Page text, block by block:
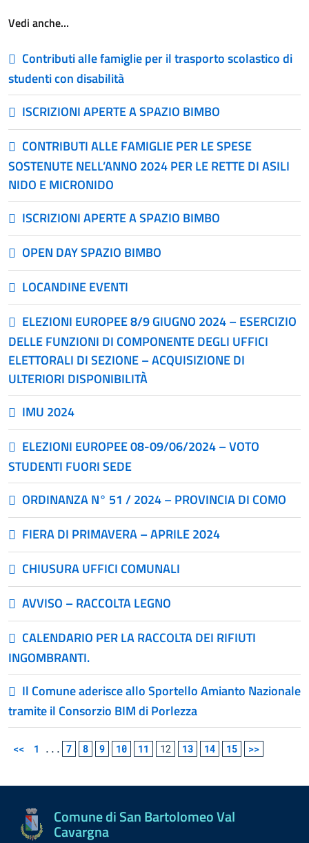
Vedi anche…
Contributi alle famiglie per il trasporto scolastico di
studenti con disabilità
ISCRIZIONI APERTE A SPAZIO BIMBO
CONTRIBUTI ALLE FAMIGLIE PER LE SPESE
SOSTENUTE NELL’ANNO 2024 PER LE RETTE DI ASILI
NIDO E MICRONIDO
ISCRIZIONI APERTE A SPAZIO BIMBO
OPEN DAY SPAZIO BIMBO
LOCANDINE EVENTI
ELEZIONI EUROPEE 8/9 GIUGNO 2024 – ESERCIZIO
DELLE FUNZIONI DI COMPONENTE DEGLI UFFICI
ELETTORALI DI SEZIONE – ACQUISIZIONE DI
ULTERIORI DISPONIBILITÀ
IMU 2024
ELEZIONI EUROPEE 08-09/06/2024 – VOTO
STUDENTI FUORI SEDE
ORDINANZA N° 51 / 2024 – PROVINCIA DI COMO
FIERA DI PRIMAVERA – APRILE 2024
CHIUSURA UFFICI COMUNALI
AVVISO – RACCOLTA LEGNO
CALENDARIO PER LA RACCOLTA DEI RIFIUTI
INGOMBRANTI.
Il Comune aderisce allo Sportello Amianto Nazionale
tramite il Consorzio BIM di Porlezza
<< 1 ... 7 8 9 10 11 12 13 14 15 >>
Comune di San Bartolomeo Val
Cavargna